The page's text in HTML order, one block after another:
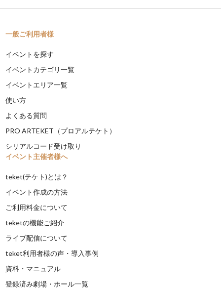
一般ご利用者様
イベントを探す
イベントカテゴリ一覧
イベントエリア一覧
使い方
よくある質問
PRO ARTEKET（プロアルテケト）
シリアルコード受け取り
イベント主催者様へ
teket(テケト)とは？
イベント作成の方法
ご利用料金について
teketの機能ご紹介
ライブ配信について
teket利用者様の声・導入事例
資料・マニュアル
登録済み劇場・ホール一覧